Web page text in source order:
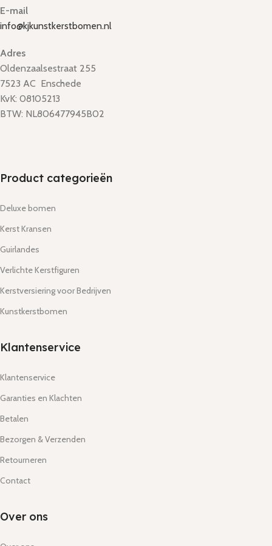
E-mail
info@kjkunstkerstbomen.nl
Adres
Oldenzaalsestraat 255
7523 AC Enschede
KvK: 08105213
BTW: NL806477945B02
Product categorieën
Deluxe bomen
Kerst Kransen
Guirlandes
Verlichte Kerstfiguren
Kerstversiering voor Bedrijven
Kunstkerstbomen
Klantenservice
Klantenservice
Garanties en Klachten
Betalen
Bezorgen & Verzenden
Retourneren
Contact
Over ons